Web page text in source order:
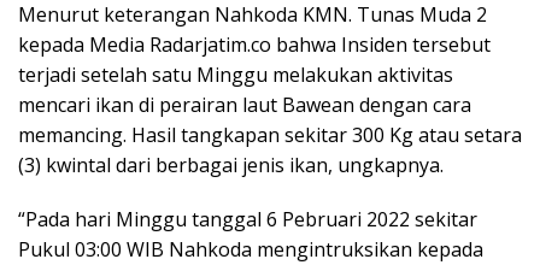
Menurut keterangan Nahkoda KMN. Tunas Muda 2
kepada Media Radarjatim.co bahwa Insiden tersebut
terjadi setelah satu Minggu melakukan aktivitas
mencari ikan di perairan laut Bawean dengan cara
memancing. Hasil tangkapan sekitar 300 Kg atau setara
(3) kwintal dari berbagai jenis ikan, ungkapnya.
“Pada hari Minggu tanggal 6 Pebruari 2022 sekitar
Pukul 03:00 WIB Nahkoda mengintruksikan kepada